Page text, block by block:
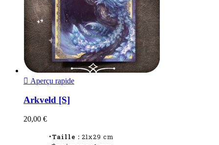
 Aperçu rapide
Arkveld [S]
20,00 €
•Taille : 21x29 cm